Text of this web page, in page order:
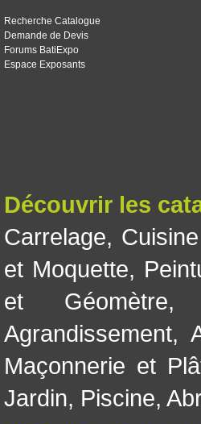
Recherche Catalogue
Demande de Devis
Forums BatiExpo
Espace Exposants
Découvrir les
Carrelage,
et Moquette,
et Géomètre
Agrandissement,
Maçonnerie et
Jardin, Piscine,